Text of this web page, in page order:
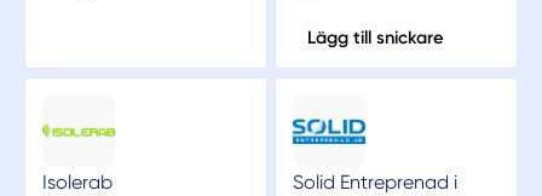
Lägg till snickare
Isolerab
Solid Entreprenad i